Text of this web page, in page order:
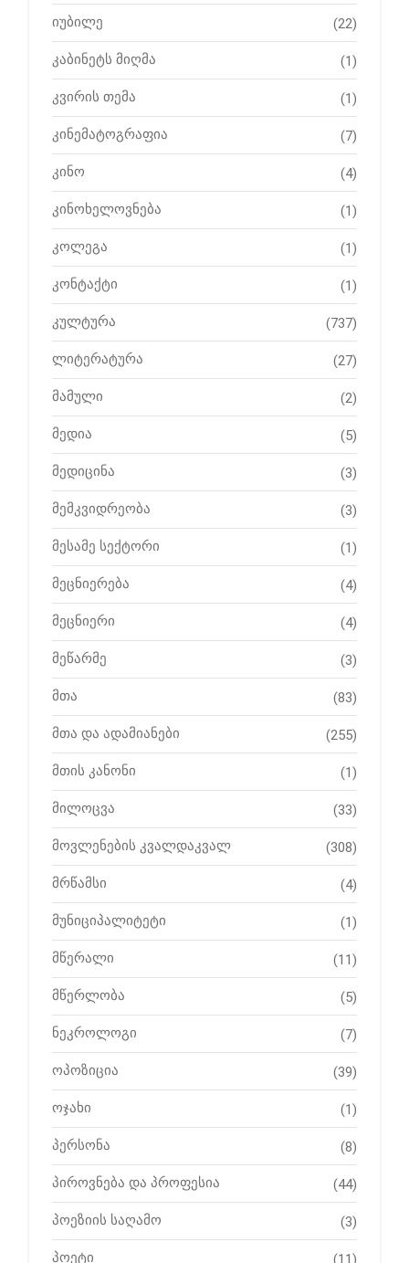
იუბილე (22)
კაბინეტს მიღმა (1)
კვირის თემა (1)
კინემატოგრაფია (7)
კინო (4)
კინოხელოვნება (1)
კოლეგა (1)
კონტაქტი (1)
კულტურა (737)
ლიტერატურა (27)
მამული (2)
მედია (5)
მედიცინა (3)
მემკვიდრეობა (3)
მესამე სექტორი (1)
მეცნიერება (4)
მეცნიერი (4)
მეწარმე (3)
მთა (83)
მთა და ადამიანები (255)
მთის კანონი (1)
მილოცვა (33)
მოვლენების კვალდაკვალ (308)
მრწამსი (4)
მუნიციპალიტეტი (1)
მწერალი (11)
მწერლობა (5)
ნეკროლოგი (7)
ოპოზიცია (39)
ოჯახი (1)
პერსონა (8)
პიროვნება და პროფესია (44)
პოეზიის საღამო (3)
პოეტი